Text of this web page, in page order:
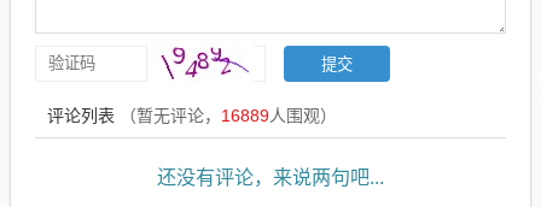
评论列表 （暂无评论， 16889人围观）
还没有评论，来说两句吧...